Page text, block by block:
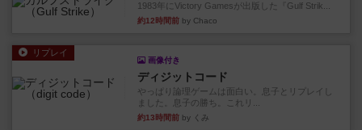
1983年にVictory Gamesが出版した『Gulf Strik...
約12時間前 by Chaco
リプレイ
画像付き
ディジットコード
やっぱり論理ゲームは面白い。息子とリプレイし
ました。息子の勝ち。これリ...
約13時間前 by くみ